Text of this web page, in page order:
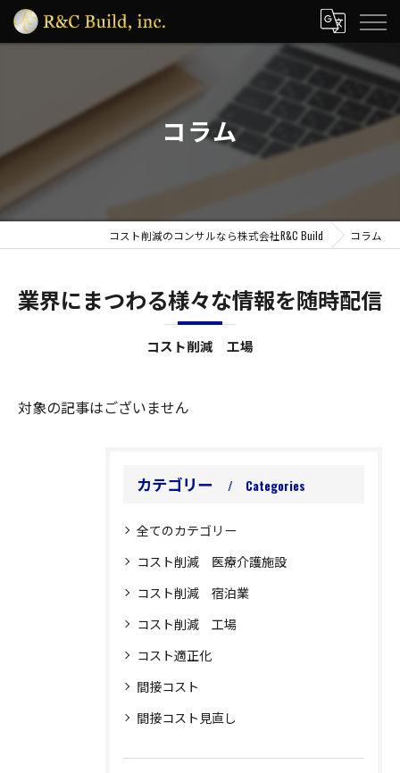
コラム
コスト削減のコンサルなら株式会社R&C Build コラム
業界にまつわる様々な情報を随時配信
コスト削減 工場
対象の記事はございません
カテゴリー Categories
全てのカテゴリー
コスト削減 医療介護施設
コスト削減 宿泊業
コスト削減 工場
コスト適正化
間接コスト
間接コスト見直し